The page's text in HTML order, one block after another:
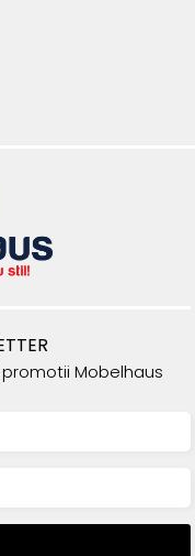
Mobelhaus